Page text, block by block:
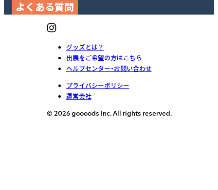
よくある質問
グッズとは？
出展をご希望の方はこちら
ヘルプセンター・お問い合わせ
プライバシーポリシー
運営会社
© 2026 goooods Inc. All rights reserved.